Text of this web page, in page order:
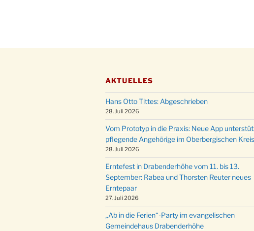
AKTUELLES
Hans Otto Tittes: Abgeschrieben
28. Juli 2026
Vom Prototyp in die Praxis: Neue App
pflegende Angehörige im Oberbergischen Kreis
28. Juli 2026
Erntefest in Drabenderhöhe vom 11. bis 13.
September: Rabea und Thorsten Reuter neues
Erntepaar
27. Juli 2026
„Ab in die Ferien“-Party im evangelischen
Gemeindehaus Drabenderhöhe